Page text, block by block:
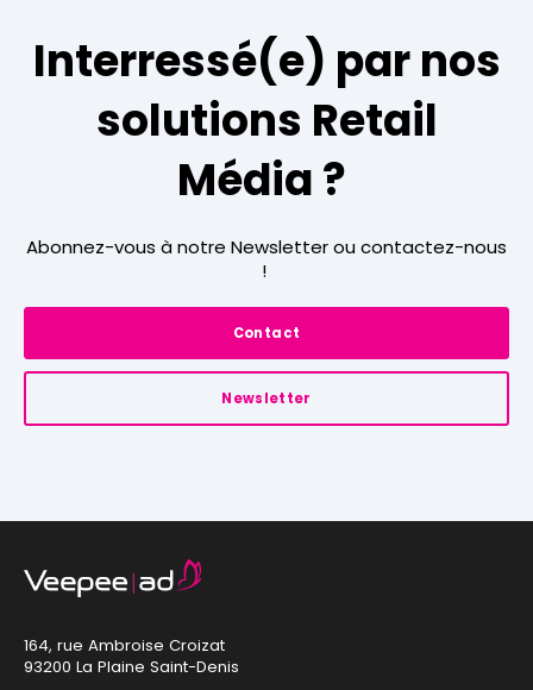
Interressé(e) par nos
solutions Retail
Média ?
Abonnez-vous à notre Newsletter ou contactez-nous
!
Contact
Newsletter
164, rue Ambroise Croizat
93200 La Plaine Saint-Denis